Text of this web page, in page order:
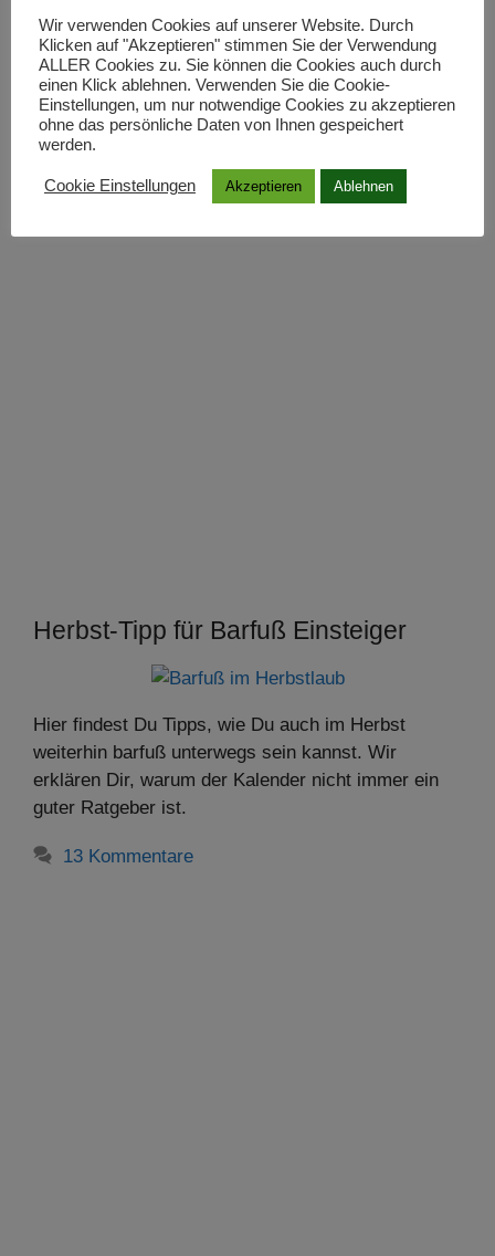
Winter-Tipp für Barfuß Einsteiger
Wie Du häufige Anfängerfehler vermeidest und Dich
optimal auf Deinen Barfuß Winter vorbereitest.
Herbst-Tipp für Barfuß Einsteiger
Hier findest Du Tipps, wie Du auch im Herbst
weiterhin barfuß unterwegs sein kannst. Wir
erklären Dir, warum der Kalender nicht immer ein
guter Ratgeber ist.
13 Kommentare
Wir verwenden Cookies auf unserer Website. Durch
Klicken auf "Akzeptieren" stimmen Sie der Verwendung
ALLER Cookies zu. Sie können die Cookies auch durch
einen Klick ablehnen. Verwenden Sie die Cookie-
Einstellungen, um nur notwendige Cookies zu akzeptieren
ohne das persönliche Daten von Ihnen gespeichert
werden.
Cookie Einstellungen Akzeptieren Ablehnen